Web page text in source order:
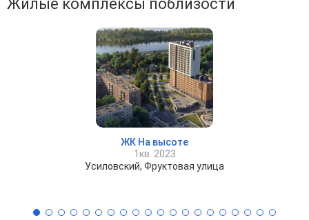
Жилые комплексы поблизости
ЖК На высоте
1кв. 2023
Усиловский, Фруктовая улица